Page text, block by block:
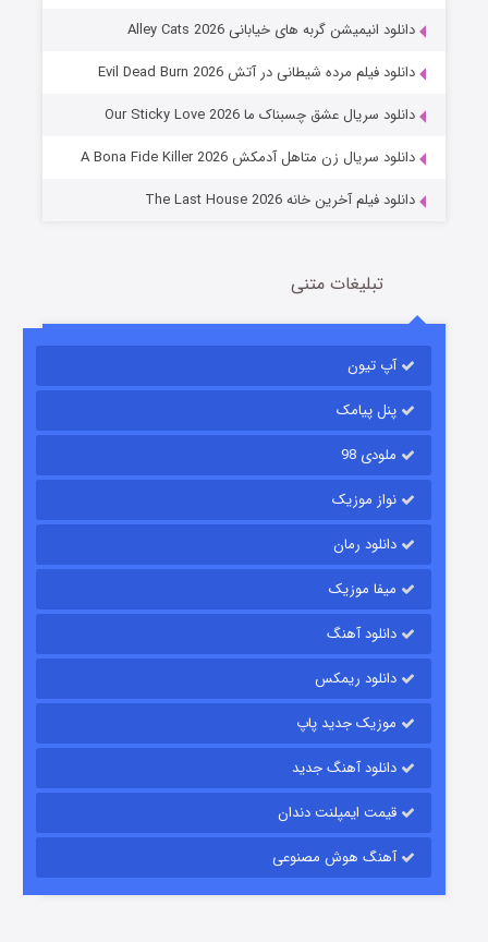
عملیات آپارتمان
قسمت2 (زیرنویس) منتشر شد
مردگان متحرک: شهر مرده ۳
قسمت
شوگر فصل ۲
دانلود انیمیشن گربه های خیابانی Alley Cats 2026
دانلود فیلم مرده شیطانی در آتش Evil Dead Burn 2026
دانلود سریال عشق چسبناک ما Our Sticky Love 2026
دانلود سریال زن متاهل آدمکش A Bona Fide Killer 2026
دانلود فیلم آخرین خانه The Last House 2026
تبلیغات متنی
آپ تیون
پنل پیامک
ملودی 98
نواز موزیک
دانلود رمان
میفا موزیک
دانلود آهنگ
دانلود ریمکس
موزیک جدید پاپ
دانلود آهنگ جدید
قیمت ایمپلنت دندان
آهنگ هوش مصنوعی